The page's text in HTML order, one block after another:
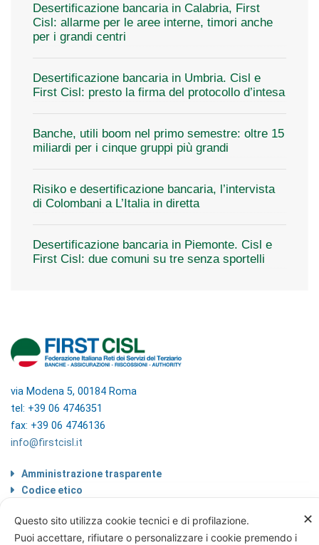
Desertificazione bancaria in Calabria, First
Cisl: allarme per le aree interne, timori anche
per i grandi centri
Desertificazione bancaria in Umbria. Cisl e
First Cisl: presto la firma del protocollo d’intesa
Banche, utili boom nel primo semestre: oltre 15
miliardi per i cinque gruppi più grandi
Risiko e desertificazione bancaria, l’intervista
di Colombani a L’Italia in diretta
Desertificazione bancaria in Piemonte. Cisl e
First Cisl: due comuni su tre senza sportelli
via Modena 5, 00184 Roma
tel: +39 06 4746351
fax: +39 06 4746136
info@firstcisl.it
Amministrazione trasparente
Codice etico
Informazioni sul trattamento di dati
personali
✕
Questo sito utilizza cookie tecnici e di profilazione.
Puoi accettare, rifiutare o personalizzare i cookie premendo i